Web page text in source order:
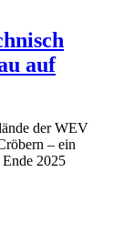
auf
der WEV
– ein
2025